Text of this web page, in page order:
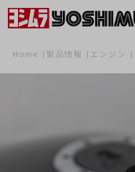
Home 製品情報 エンジン